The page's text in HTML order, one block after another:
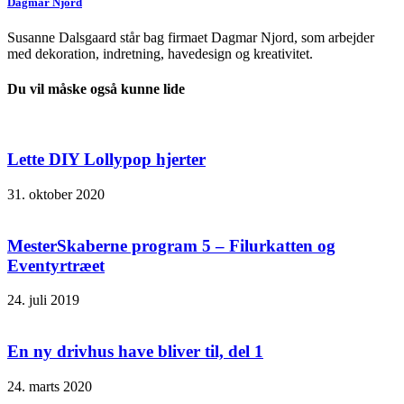
Susanne Dalsgaard står bag firmaet Dagmar Njord, som arbejder
med dekoration, indretning, havedesign og kreativitet.
Du vil måske også kunne lide
Lette DIY Lollypop hjerter
31. oktober 2020
MesterSkaberne program 5 – Filurkatten og
Eventyrtræet
24. juli 2019
En ny drivhus have bliver til, del 1
24. marts 2020